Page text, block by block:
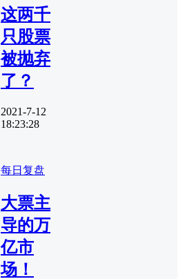
这两千
只股票
被抛弃
了？
2021-7-12
18:23:28
每日复盘
大票主
导的万
亿市
场！